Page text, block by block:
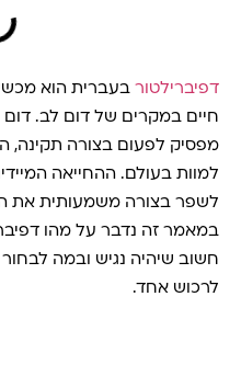
דפיברילטור בעברית הוא
חיים במקרים של דום לב.
מפסיק לפעום בצורה תקינה,
למוות בעולם. ההחייאה
לשפר בצורה משמעותית את
במאמר זה נדבר על מהו
חשוב שיהיה נגיש ובמה
לרכוש אחד.